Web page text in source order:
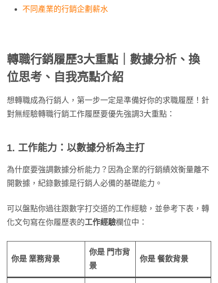
不同產業的行銷企劃薪水
轉職行銷履歷3大重點｜數據分析、換
位思考、自我亮點介紹
想轉職成為行銷人，第一步一定是準備好你的求職履歷！針
對無經驗轉職行銷工作履歷要優先強調3大重點：
1. 工作能力：以數據分析為主打
為什麼要強調數據分析能力？因為企業的行銷績效衡量離不
開數據，紀錄數據是行銷人必備的基礎能力。
可以盤點你過往跟數字打交道的工作經驗，並參考下表，轉
化文句寫在你履歷表的工作經驗欄位中：
你是 業務背景
你是 門市背
景
你是 餐飲背景